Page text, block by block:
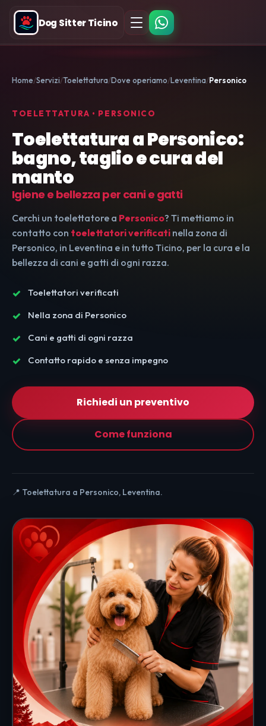
Dog Sitter Ticino
Home Servizi Toelettatura Dove operiamo Leventina Personico
TOELETTATURA • PERSONICO
Toelettatura a Personico:
bagno, taglio e cura del
manto
Igiene e bellezza per cani e gatti
Cerchi un toelettatore a Personico? Ti mettiamo in
contatto con toelettatori verificati nella zona di
Personico, in Leventina e in tutto Ticino, per la cura e la
bellezza di cani e gatti di ogni razza.
Toelettatori verificati
Nella zona di Personico
Cani e gatti di ogni razza
Contatto rapido e senza impegno
Richiedi un preventivo
Come funziona
📍 Toelettatura a Personico, Leventina.